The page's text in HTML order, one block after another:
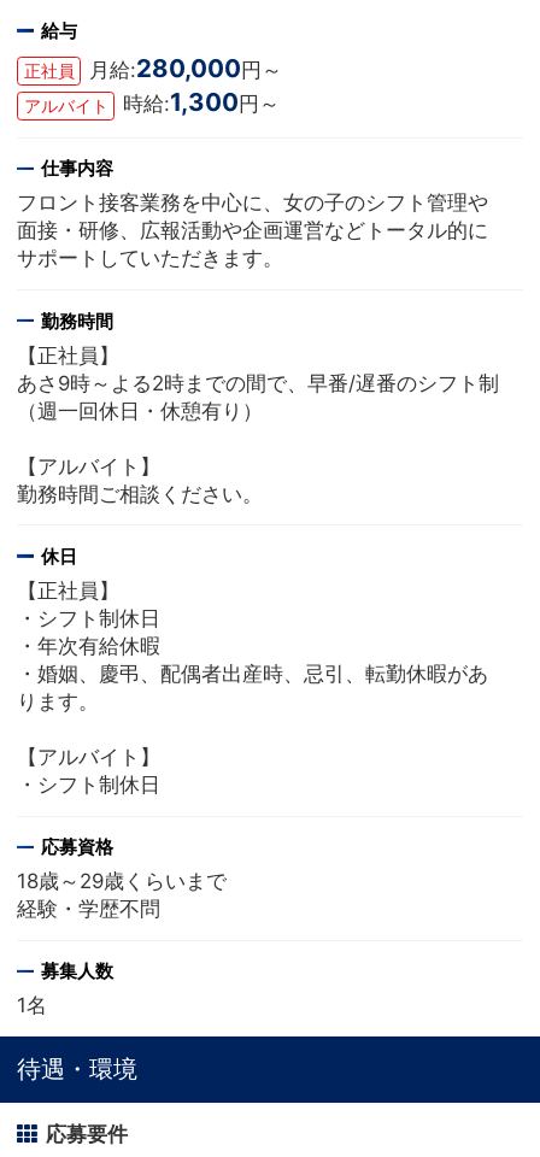
給与
正社員 月給:280,000円～
アルバイト 時給:1,300 円～
仕事内容
フロント接客業務を中心に、女の子のシフト管理や
面接・研修、広報活動や企画運営などトータル的に
サポートしていただきます。
勤務時間
【正社員】
あさ9時～よる2時までの間で、早番/遅番のシフト制
（週一回休日・休憩有り）
【アルバイト】
勤務時間ご相談ください。
休日
【正社員】
・シフト制休日
・年次有給休暇
・婚姻、慶弔、配偶者出産時、忌引、転勤休暇があ
ります。
【アルバイト】
・シフト制休日
応募資格
18歳～29歳くらいまで
経験・学歴不問
募集人数
1名
待遇・環境
応募要件